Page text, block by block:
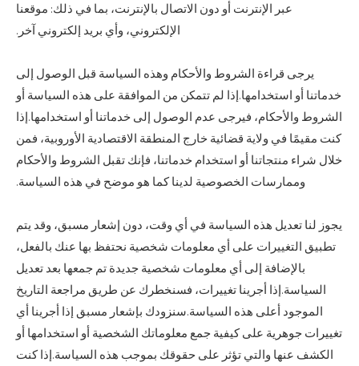
عبر الإنترنت أو دون الاتصال بالإنترنت، بما في ذلك: موقعنا
الإلكتروني، وأي بريد إلكتروني آخر.
يرجى قراءة الشروط والأحكام وهذه السياسة قبل الوصول إلى
خدماتنا أو استخدامها.إذا لم تتمكن من الموافقة على هذه السياسة أو
الشروط والأحكام، فيرجى عدم الوصول إلى خدماتنا أو استخدامها.إذا
كنت مقيمًا في ولاية قضائية خارج المنطقة الاقتصادية الأوروبية، فمن
خلال شراء منتجاتنا أو استخدام خدماتنا، فإنك تقبل الشروط والأحكام
وممارسات الخصوصية لدينا كما هو موضح في هذه السياسة.
يجوز لنا تعديل هذه السياسة في أي وقت، دون إشعار مسبق، وقد يتم
تطبيق التغييرات على أي معلومات شخصية نحتفظ بها عنك بالفعل،
بالإضافة إلى أي معلومات شخصية جديدة تم جمعها بعد تعديل
السياسة.إذا أجرينا تغييرات، فسنخطرك عن طريق مراجعة التاريخ
الموجود أعلى هذه السياسة.سنزودك بإشعار مسبق إذا أجرينا أي
تغييرات جوهرية على كيفية جمع معلوماتك الشخصية أو استخدامها أو
الكشف عنها والتي تؤثر على حقوقك بموجب هذه السياسة.إذا كنت